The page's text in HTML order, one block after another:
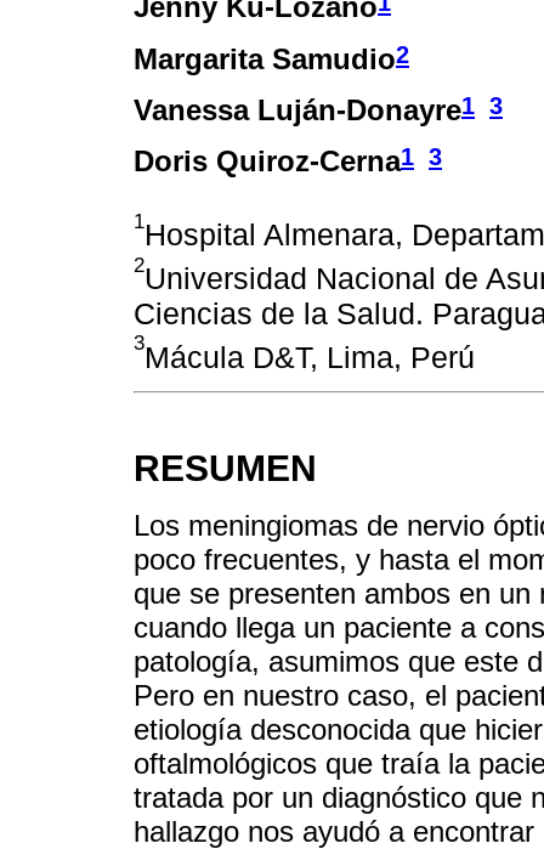
Jenny Ku-Lozano
Margarita Samudio2
Vanessa Luján-Donayre1 3
Doris Quiroz-Cerna1 3
1Hospital Almenara,
2Universidad Nacional de
Ciencias de la Salud.
3Mácula D&T, Lima, Perú
RESUMEN
Los meningiomas de nervio
poco frecuentes, y hasta el
que se presenten ambos en
cuando llega un paciente a
patología, asumimos que este
Pero en nuestro caso, el
etiología desconocida que
oftalmológicos que traía la
tratada por un diagnóstico que
hallazgo nos ayudó a